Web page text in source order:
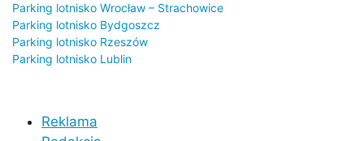
Parking lotnisko Wrocław – Strachowice
Parking lotnisko Bydgoszcz
Parking lotnisko Rzeszów
Parking lotnisko Lublin
Reklama